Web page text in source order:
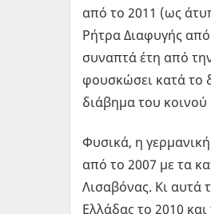
από το 2011 (ως
Ρήτρα Διαφυγής
συναπτά έτη από
φουσκώσει κατά το
διάβημα του
Φυσικά, η
από το 2007 με τα
Λισαβόνας. Κι αυτά
Ελλάδας το 2010